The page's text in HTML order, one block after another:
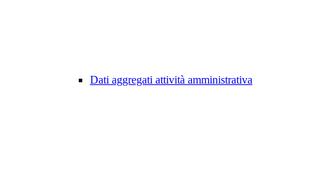
Dati aggregati attività amministrativa